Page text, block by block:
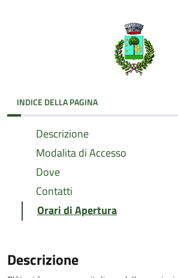
INDICE DELLA PAGINA
Descrizione
Modalita di Accesso
Dove
Contatti
Orari di Apertura
Descrizione